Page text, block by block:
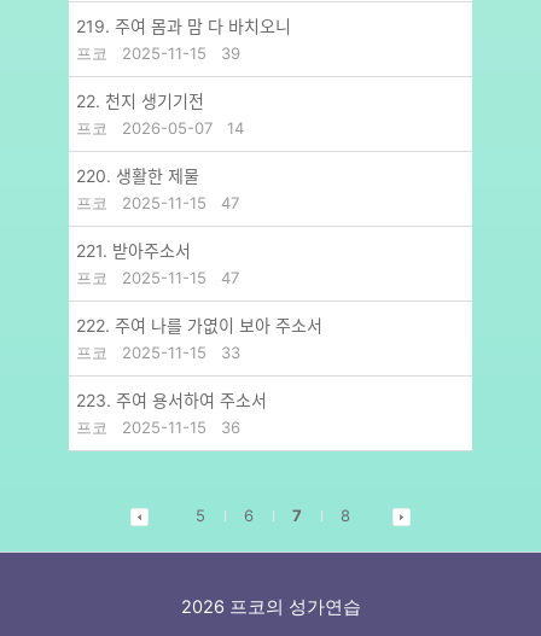
219. 주여 몸과 맘 다 바치오니
프코 2025-11-15 39
22. 천지 생기기전
프코 2026-05-07 14
220. 생활한 제물
프코 2025-11-15 47
221. 받아주소서
프코 2025-11-15 47
222. 주여 나를 가엾이 보아 주소서
프코 2025-11-15 33
223. 주여 용서하여 주소서
프코 2025-11-15 36
5 6 7 8
2026 프코의 성가연습